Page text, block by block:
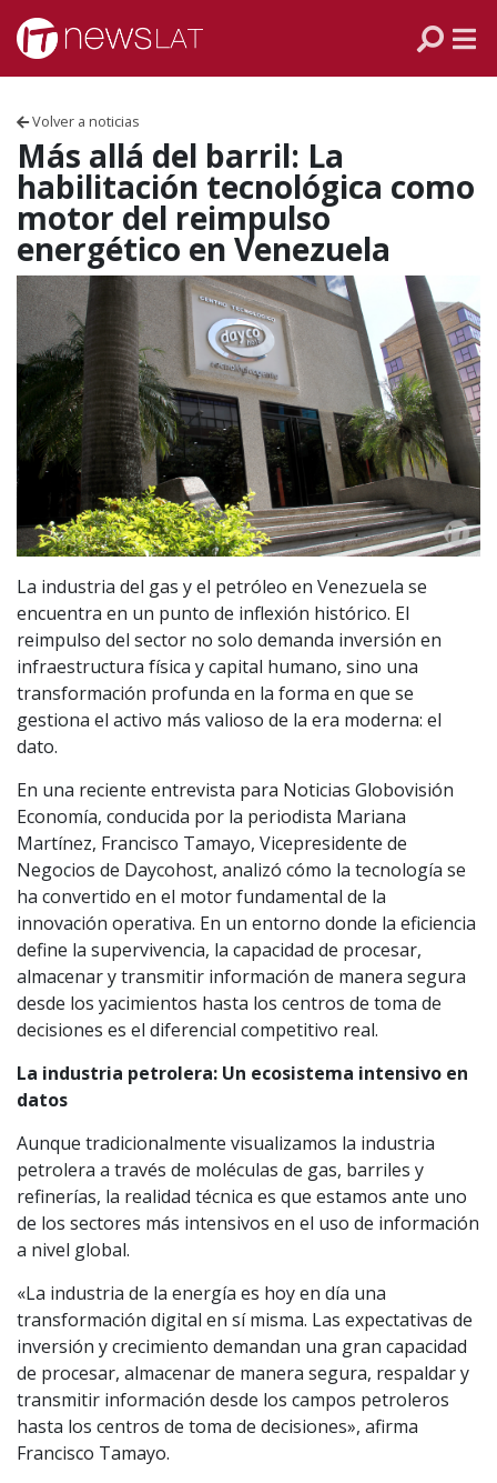
Skip to content
Volver a noticias
Más allá del barril: La
habilitación tecnológica como
motor del reimpulso
energético en Venezuela
La industria del gas y el petróleo en Venezuela se
encuentra en un punto de inflexión histórico. El
reimpulso del sector no solo demanda inversión en
infraestructura física y capital humano, sino una
transformación profunda en la forma en que se
gestiona el activo más valioso de la era moderna: el
dato.
En una reciente entrevista para Noticias Globovisión
Economía, conducida por la periodista Mariana
Martínez, Francisco Tamayo, Vicepresidente de
Negocios de Daycohost, analizó cómo la tecnología se
ha convertido en el motor fundamental de la
innovación operativa. En un entorno donde la eficiencia
define la supervivencia, la capacidad de procesar,
almacenar y transmitir información de manera segura
desde los yacimientos hasta los centros de toma de
decisiones es el diferencial competitivo real.
La industria petrolera: Un ecosistema intensivo en
datos
Aunque tradicionalmente visualizamos la industria
petrolera a través de moléculas de gas, barriles y
refinerías, la realidad técnica es que estamos ante uno
de los sectores más intensivos en el uso de información
a nivel global.
«La industria de la energía es hoy en día una
transformación digital en sí misma. Las expectativas de
inversión y crecimiento demandan una gran capacidad
de procesar, almacenar de manera segura, respaldar y
transmitir información desde los campos petroleros
hasta los centros de toma de decisiones», afirma
Francisco Tamayo.
VENEZUELA
ECUADOR
PERÚ
CHILE
ARGENTINA
MÉXICO